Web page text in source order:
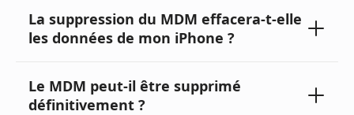
La suppression du MDM effacera-t-elle
les données de mon iPhone ?
Le MDM peut-il être supprimé
définitivement ?